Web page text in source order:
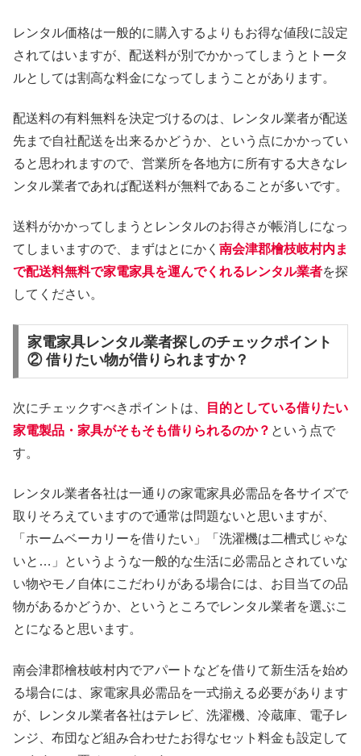
レンタル価格は一般的に購入するよりもお得な値段に設定
されてはいますが、配送料が別でかかってしまうとトータ
ルとしては割高な料金になってしまうことがあります。
配送料の有料無料を決定づけるのは、レンタル業者が配送
先まで自社配送を出来るかどうか、という点にかかってい
ると思われますので、営業所を各地方に所有する大きなレ
ンタル業者であれば配送料が無料であることが多いです。
送料がかかってしまうとレンタルのお得さが帳消しになっ
てしまいますので、まずはとにかく 南会津郡檜枝岐村内ま
で配送料無料で家電家具を運んでくれるレンタル業者を探
してください。
家電家具レンタル業者探しのチェックポイント
② 借りたい物が借りられますか？
次にチェックすべきポイントは、
目的としている借りたい
家電製品・家具がそもそも借りられるのか？ という点で
す。
レンタル業者各社は一通りの家電家具必需品を各サイズで
取りそろえていますので通常は問題ないと思いますが、
「ホームベーカリーを借りたい」「洗濯機は二槽式じゃな
いと…」というような一般的な生活に必需品とされていな
い物やモノ自体にこだわりがある場合には、お目当ての品
物があるかどうか、というところでレンタル業者を選ぶこ
とになると思います。
南会津郡檜枝岐村内でアパートなどを借りて新生活を始め
る場合には、家電家具必需品を一式揃える必要があります
が、レンタル業者各社はテレビ、洗濯機、冷蔵庫、電子レ
ンジ、布団など組み合わせたお得なセット料金も設定して